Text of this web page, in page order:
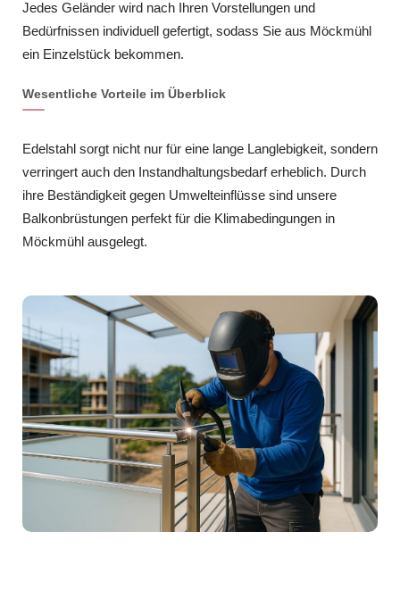
Jedes Geländer wird nach Ihren Vorstellungen und
Bedürfnissen individuell gefertigt, sodass Sie aus Möckmühl
ein Einzelstück bekommen.
Wesentliche Vorteile im Überblick
Edelstahl sorgt nicht nur für eine lange Langlebigkeit, sondern
verringert auch den Instandhaltungsbedarf erheblich. Durch
ihre Beständigkeit gegen Umwelteinflüsse sind unsere
Balkonbrüstungen perfekt für die Klimabedingungen in
Möckmühl ausgelegt.